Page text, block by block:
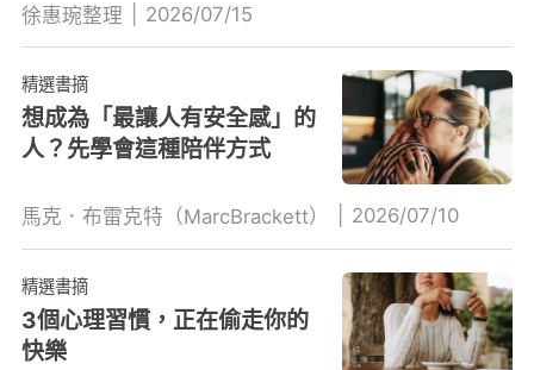
徐惠琬整理 2026/07/15
精選書摘
想成為「最讓人有安全感」的
人？先學會這種陪伴方式
馬克．布雷克特（MarcBrackett） 2026/07/10
精選書摘
3個心理習慣，正在偷走你的
快樂